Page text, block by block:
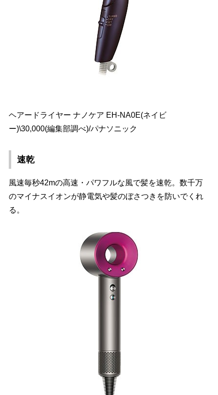
ヘアードライヤー ナノケア EH-NA0E(ネイビ
ー)\30,000(編集部調べ)/パナソニック
速乾
風速毎秒42mの高速・パワフルな風で髪を速乾。数千万
のマイナスイオンが静電気や髪のぼさつきを防いでくれ
る。